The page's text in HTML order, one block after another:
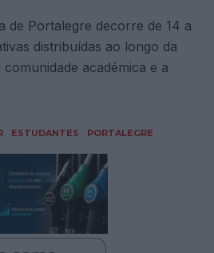
de Portalegre decorre de 14 a
distribuídas ao longo da
académica e a
ESTUDANTES PORTALEGRE